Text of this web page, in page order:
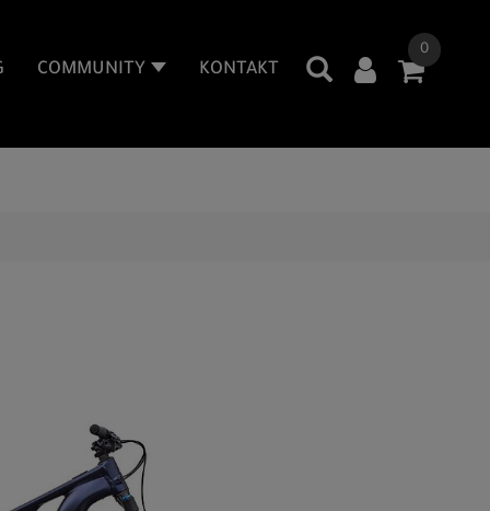
0
COMMUNITY KONTAKT